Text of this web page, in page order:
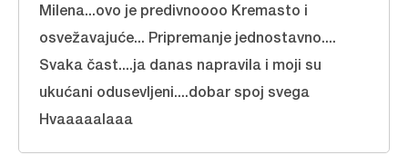
Milena...ovo je predivnoooo Kremasto i
osvežavajuće... Pripremanje jednostavno....
Svaka čast....ja danas napravila i moji su
ukućani odusevljeni....dobar spoj svega
Hvaaaaalaaa